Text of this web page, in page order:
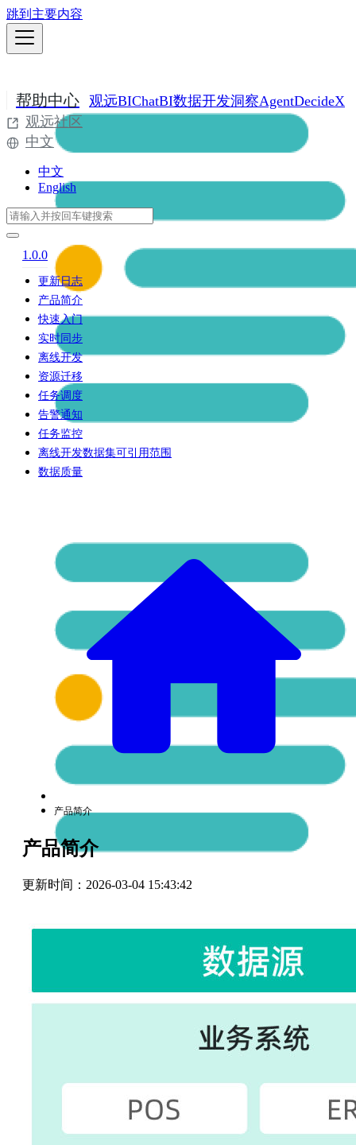
跳到主要内容
帮助中心 观远BIChatBI数据开发洞察AgentDecideX
观远社区
中文
中文
English
1.0.0
更新日志
产品简介
快速入门
实时同步
离线开发
资源迁移
任务调度
告警通知
任务监控
离线开发数据集可引用范围
数据质量
产品简介
产品简介
更新时间： 2026-03-04 15:43:42